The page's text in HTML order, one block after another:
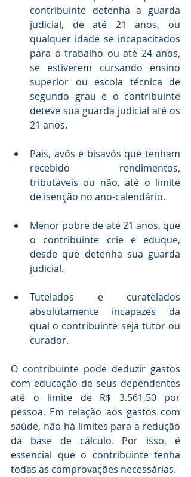
contribuinte detenha a guarda
judicial, de até 21 anos, ou
qualquer idade se incapacitados
para o trabalho ou até 24 anos,
se estiverem cursando ensino
superior ou escola técnica de
segundo grau e o contribuinte
deteve sua guarda judicial até os
21 anos.
Pais, avós e bisavós que tenham
recebido rendimentos,
tributáveis ou não, até o limite
de isenção no ano-calendário.
Menor pobre de até 21 anos, que
o contribuinte crie e eduque,
desde que detenha sua guarda
judicial.
Tutelados e curatelados
absolutamente incapazes da
qual o contribuinte seja tutor ou
curador.
O contribuinte pode deduzir gastos
com educação de seus dependentes
até o limite de R$ 3.561,50 por
pessoa. Em relação aos gastos com
saúde, não há limites para a redução
da base de cálculo. Por isso, é
essencial que o contribuinte tenha
todas as comprovações necessárias.